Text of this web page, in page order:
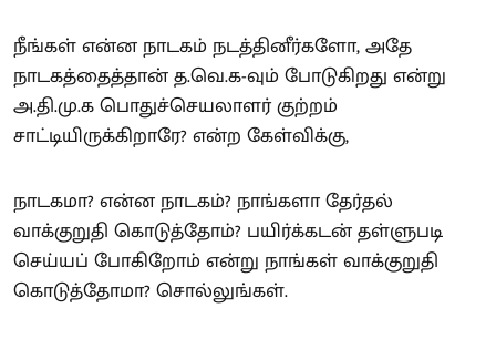
நீங்கள் என்ன நாடகம் நடத்தினீர்களோ, அதே
நாடகத்தைத்தான் த.வெ.க-வும் போடுகிறது என்று
அ.தி.மு.க பொதுச்செயலாளர் குற்றம்
சாட்டியிருக்கிறாரே? என்ற கேள்விக்கு,
நாடகமா? என்ன நாடகம்? நாங்களா தேர்தல்
வாக்குறுதி கொடுத்தோம்? பயிர்க்கடன் தள்ளுபடி
செய்யப் போகிறோம் என்று நாங்கள் வாக்குறுதி
கொடுத்தோமா? சொல்லுங்கள்.